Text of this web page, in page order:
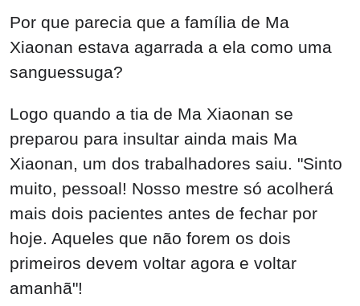
Por que parecia que a família de Ma
Xiaonan estava agarrada a ela como uma
sanguessuga?
Logo quando a tia de Ma Xiaonan se
preparou para insultar ainda mais Ma
Xiaonan, um dos trabalhadores saiu. "Sinto
muito, pessoal! Nosso mestre só acolherá
mais dois pacientes antes de fechar por
hoje. Aqueles que não forem os dois
primeiros devem voltar agora e voltar
amanhã"!